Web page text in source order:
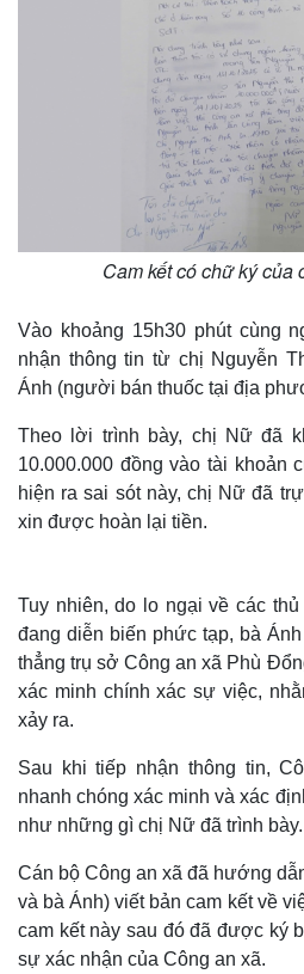
Cam kết có chữ ký của
Vào khoảng 15h30 phút cùng
nhận thông tin từ chị Nguyễn
Ánh (người bán thuốc tại địa
Theo lời trình bày, chị Nữ đã
10.000.000 đồng vào tài khoản
hiện ra sai sót này, chị Nữ đã
xin được hoàn lại tiền.
Tuy nhiên, do lo ngại về các
đang diễn biến phức tạp, bà
thẳng trụ sở Công an xã Phù
xác minh chính xác sự việc,
xảy ra.
Sau khi tiếp nhận thông tin,
nhanh chóng xác minh và xác
như những gì chị Nữ đã trình bày.
Cán bộ Công an xã đã hướng
và bà Ánh) viết bản cam kết về
cam kết này sau đó đã được ký
sự xác nhận của Công an xã.